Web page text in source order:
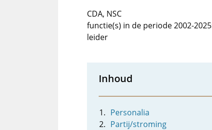
CDA, NSC
functie(s) in de periode 2002-
leider
Inhoud
Personalia
Partij/stroming